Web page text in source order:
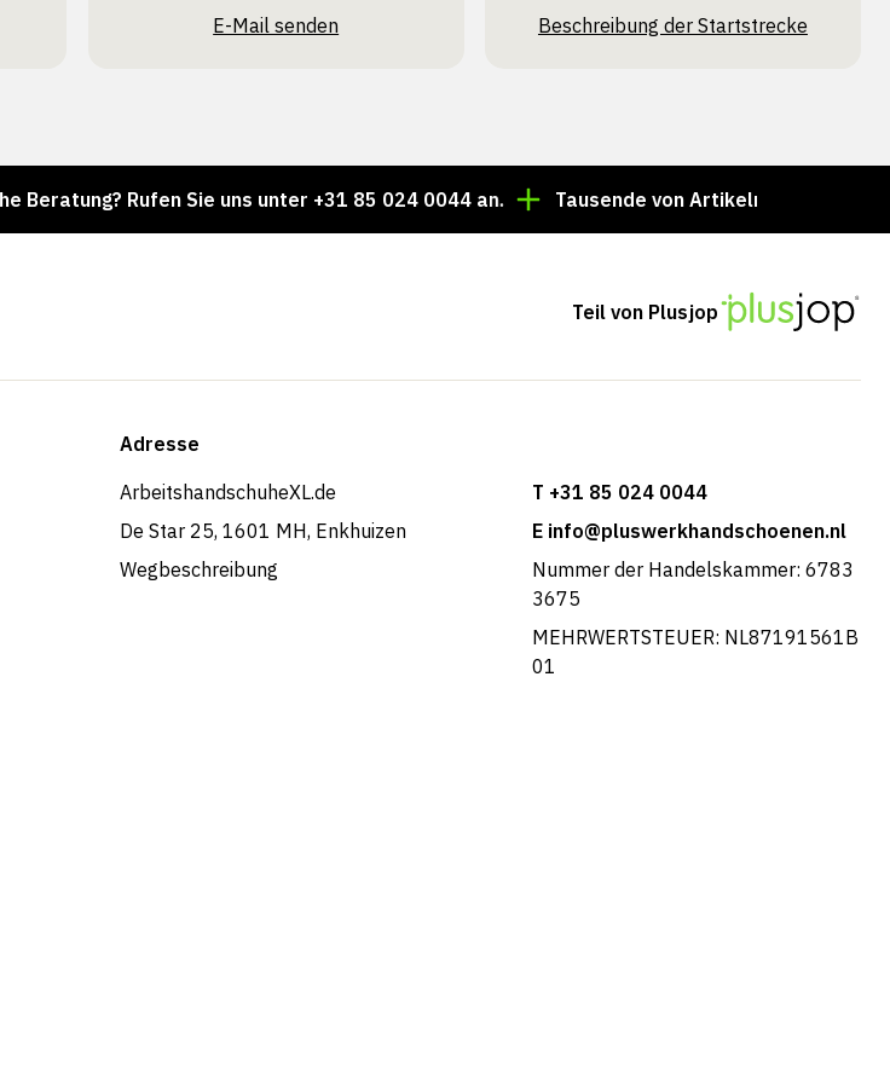
E-Mail senden
Beschreibung der Startstrecke
Rufen Sie uns unter +31 85 024 0044 an. Tausende von Artikeln immer auf Lager!
Teil von Plusjop
Adresse
ArbeitshandschuheXL.de
De Star 25, 1601 MH, Enkhuizen
Wegbeschreibung
T +31 85 024 0044
E info@pluswerkhandschoenen.nl
Nummer der Handelskammer: 6783
3675
MEHRWERTSTEUER: NL87191561B
01